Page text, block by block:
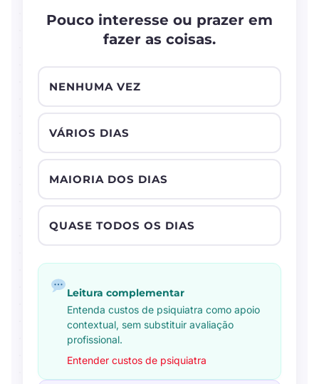
Pouco interesse ou prazer em
fazer as coisas.
NENHUMA VEZ
VÁRIOS DIAS
MAIORIA DOS DIAS
QUASE TODOS OS DIAS
Leitura complementar
Entenda custos de psiquiatra como apoio
contextual, sem substituir avaliação
profissional.
Entender custos de psiquiatra